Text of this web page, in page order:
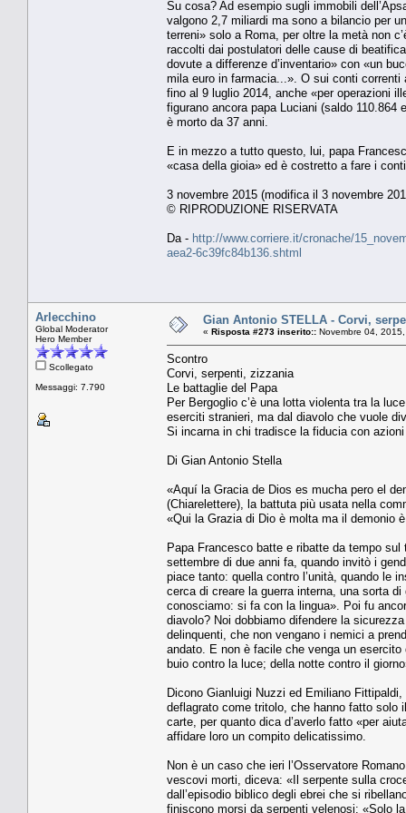
Su cosa? Ad esempio sugli immobili
valgono 2,7 miliardi ma sono a bilancio per
terreni» solo a Roma, per oltre la metà non
raccolti dai postulatori delle cause di
dovute a differenze d’inventario» con «un
mila euro in farmacia...». O sui conti
fino al 9 luglio 2014, anche «per operazioni
figurano ancora papa Luciani (saldo
è morto da 37 anni.
E in mezzo a tutto questo, lui, papa
«casa della gioia» ed è costretto a fare i
3 novembre 2015 (modifica il 3 novembre
© RIPRODUZIONE RISERVATA
Da - http://www.corriere.it/cronache/
aea2-6c39fc84b136.shtml
Arlecchino
Global Moderator
Hero Member
Scollegato
Messaggi: 7.790
Gian Antonio STELLA - Corvi,
« Risposta #273 inserito:: Novembre 04,
Scontro
Corvi, serpenti, zizzania
Le battaglie del Papa
Per Bergoglio c’è una lotta violenta tra la
eserciti stranieri, ma dal diavolo che vuole
Si incarna in chi tradisce la fiducia con
Di Gian Antonio Stella
«Aquí la Gracia de Dios es mucha pero el
(Chiarelettere), la battuta più usata nella
«Qui la Grazia di Dio è molta ma il demonio
Papa Francesco batte e ribatte da tempo
settembre di due anni fa, quando invitò i
piace tanto: quella contro l’unità, quando le
cerca di creare la guerra interna, una sorta
conosciamo: si fa con la lingua». Poi fu
diavolo? Noi dobbiamo difendere la
delinquenti, che non vengano i nemici a
andato. E non è facile che venga un
buio contro la luce; della notte contro il
Dicono Gianluigi Nuzzi ed Emiliano
deflagrato come tritolo, che hanno fatto solo
carte, per quanto dica d’averlo fatto «per
affidare loro un compito delicatissimo.
Non è un caso che ieri l’Osservatore
vescovi morti, diceva: «Il serpente sulla
dall’episodio biblico degli ebrei che si
finiscono morsi da serpenti velenosi: «Solo